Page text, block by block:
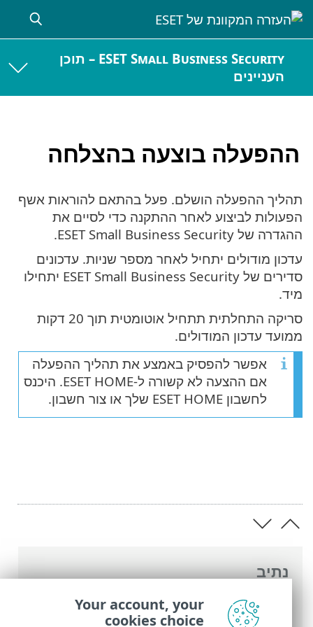
ESET Small Business Security – תוכן
העניינים
ההפעלה בוצעה בהצלחה
נתיב
העזרה המקוונת של ESET >
ESET Small
Business Security
>התקנה> חלונות דו-שיח
תהליך ההפעלה הושלם. פעל בהתאם להוראות אשף
הפעולות לביצוע לאחר ההתקנה כדי לסיים את
ההגדרה של ESET Small Business Security.
עדכון מודולים יתחיל לאחר מספר שניות. עדכונים
סדירים של ESET Small Business Security יתחילו
מיד.
סריקה התחלתית תתחיל אוטומטית תוך 20 דקות
ממועד עדכון המודולים.
אפשר להפסיק באמצע את תהליך ההפעלה
אם ההצעה לא קשורה ל-ESET HOME. היכנס
לחשבון ESET HOME שלך או צור חשבון.
Your account, your
cookies choice